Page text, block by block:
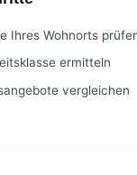
Ihres Wohnorts
ermitteln
vergleichen